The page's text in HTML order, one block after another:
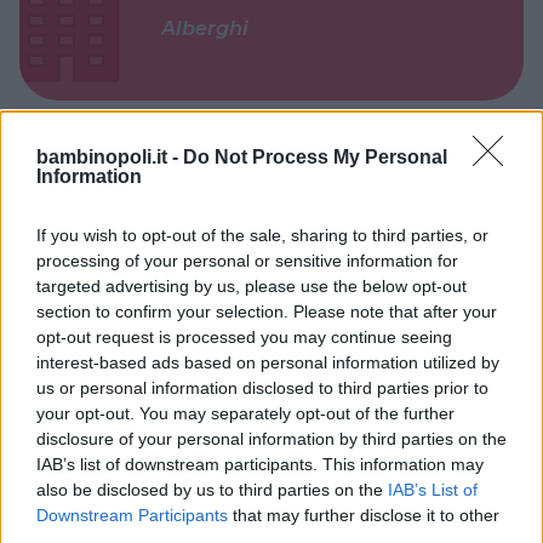
bambinopoli.it - Do Not Process My Personal
Information
If you wish to opt-out of the sale, sharing to third parties, or
processing of your personal or sensitive information for
targeted advertising by us, please use the below opt-out
section to confirm your selection. Please note that after your
opt-out request is processed you may continue seeing
interest-based ads based on personal information utilized by
us or personal information disclosed to third parties prior to
your opt-out. You may separately opt-out of the further
disclosure of your personal information by third parties on the
IAB’s list of downstream participants. This information may
also be disclosed by us to third parties on the IAB’s List of
Downstream Participants that may further disclose it to other
Alberghi
Corsi di Lingua per bambini
Laboratori creativi per bambini